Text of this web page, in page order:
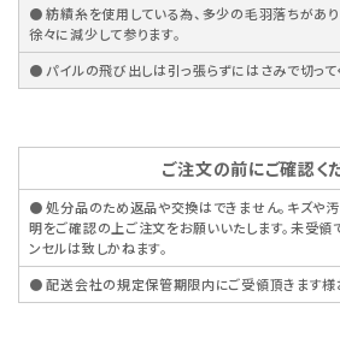
● 紡績糸を使用している為、多少の毛羽落ちがあ
徐々に減少して参ります。
● パイルの飛び出しは引っ張らずにはさみで切って
ご注文の前にご確認く
● 処分品のため返品や交換はできません。キズや
明をご確認の上ご注文をお願いいたします。未受領
ンセルは致しかねます。
● 配送会社の規定保管期限内にご受領頂きます様